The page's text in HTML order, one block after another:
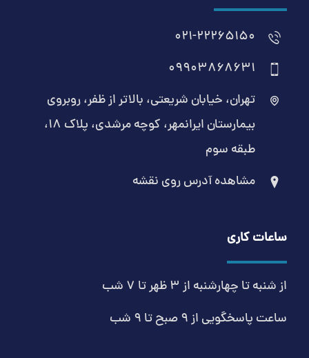
021-22265150
09903868631
تهران، خیابان شریعتی، بالاتر از ظفر، روبروی
بیمارستان ایرانمهر، کوچه مرشدی، پلاک ۱۸،
طبقه سوم
مشاهده آدرس روی نقشه
ساعات کاری
از شنبه تا چهارشنبه از 3 ظهر تا 7 شب
ساعت پاسخگویی از 9 صبح تا 9 شب